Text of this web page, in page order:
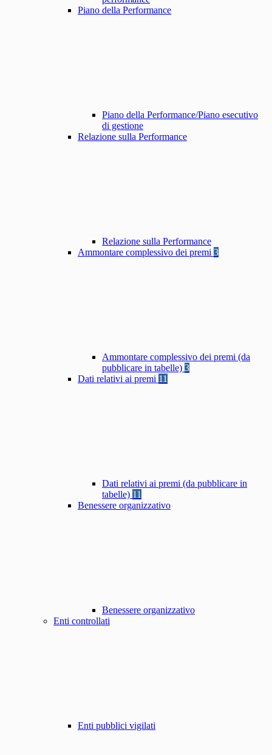
Piano della Performance
Piano della Performance/Piano esecutivo
di gestione
Relazione sulla Performance
Relazione sulla Performance
Ammontare complessivo dei premi 3
Ammontare complessivo dei premi (da
pubblicare in tabelle) 3
Dati relativi ai premi 11
Dati relativi ai premi (da pubblicare in
tabelle) 11
Benessere organizzativo
Benessere organizzativo
Enti controllati
Enti pubblici vigilati